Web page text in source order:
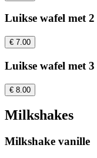
Luikse wafel met
€ 7.00
Luikse wafel met
€ 8.00
Milkshakes
Milkshake vanille